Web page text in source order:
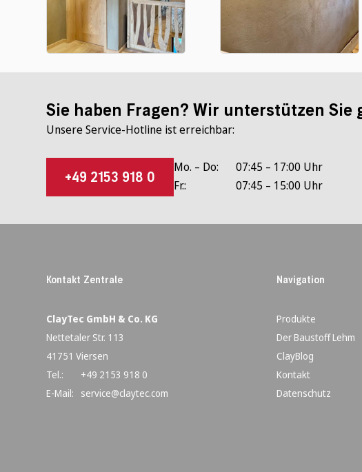
Sie haben Fragen? Wir unterstützen Sie
Unsere Service-Hotline ist erreichbar:
+49 2153 918 0
Mo. – Do:
07:45 – 17:00 Uhr
Fr.:
07:45 – 15:00 Uhr
Kontakt Zentrale
ClayTec GmbH & Co. KG
Nettetaler Str. 113
41751 Viersen
Tel.:
+49 2153 918 0
E-Mail:
service@claytec.com
Navigation
Produkte
Der Baustoff Lehm
ClayBlog
Kontakt
Datenschutz